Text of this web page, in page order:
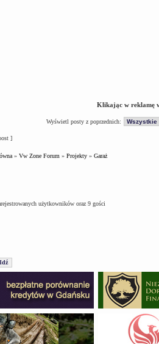
Klikając w reklamę
Wyświetl posty z poprzednich:
]
» Vw Zone Forum » Projekty » Garaż
użytkowników oraz 9 gości